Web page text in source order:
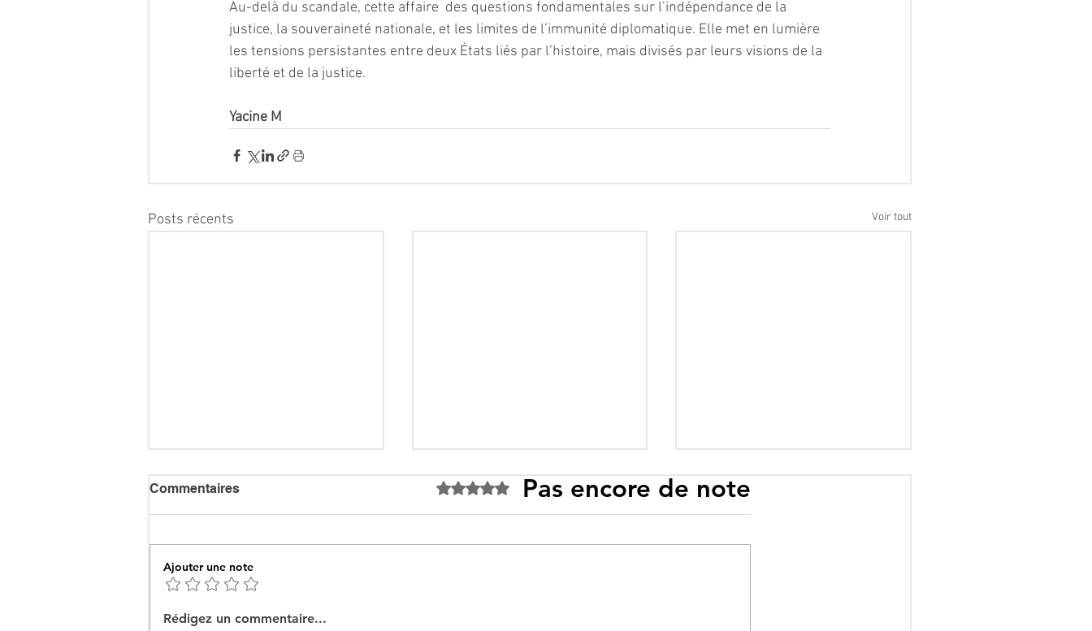
Au-delà du scandale, cette affaire  des questions fondamentales sur l’indépendance de la
justice, la souveraineté nationale, et les limites de l’immunité diplomatique. Elle met en lumière
les tensions persistantes entre deux États liés par l’histoire, mais divisés par leurs visions de la
liberté et de la justice.
Yacine M
Posts récents Voir tout
perchoir, l'arbre qui cache
Commentaires Noté 0 étoile sur 5.Pas encore de note
Ajouter une note
Rédigez un commentaire...